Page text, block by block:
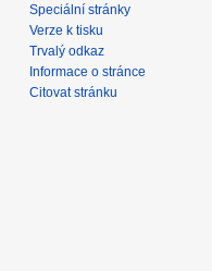
Speciální stránky
Verze k tisku
Trvalý odkaz
Informace o stránce
Citovat stránku